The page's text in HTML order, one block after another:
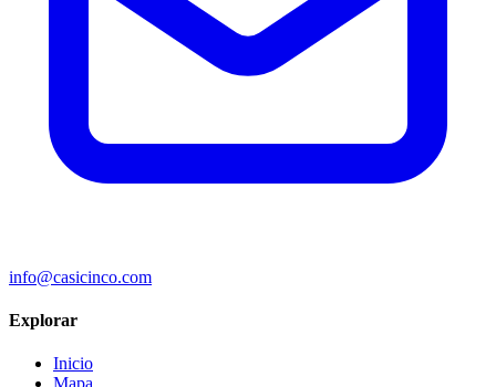
info@casicinco.com
Explorar
Inicio